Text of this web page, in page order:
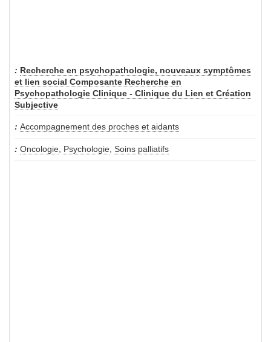
Recherche en psychopathologie, nouveaux symptômes
et lien social Composante Recherche en
Psychopathologie Clinique - Clinique du Lien et Création
Subjective
Accompagnement des proches et aidants
Oncologie Psychologie Soins palliatifs